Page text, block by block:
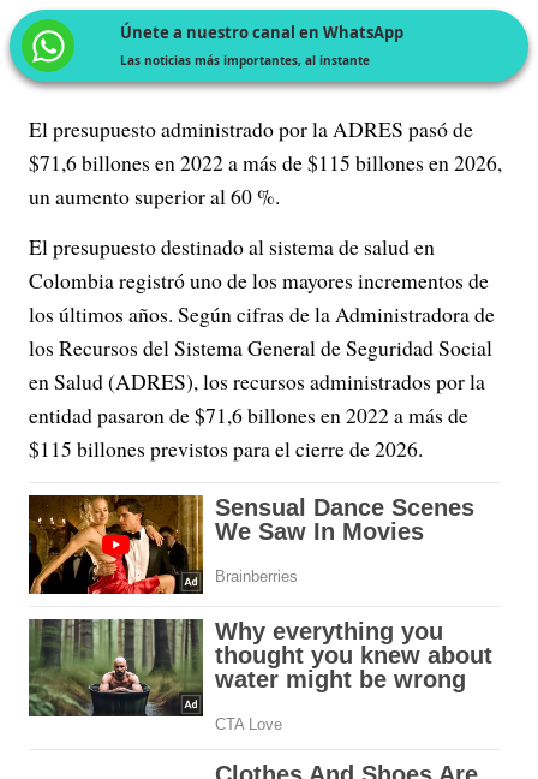
Únete a nuestro canal en WhatsApp
Las noticias más importantes, al instante
El presupuesto administrado por la ADRES pasó de
$71,6 billones en 2022 a más de $115 billones en 2026,
un aumento superior al 60 %.
El presupuesto destinado al sistema de salud en
Colombia registró uno de los mayores incrementos de
los últimos años. Según cifras de la Administradora de
los Recursos del Sistema General de Seguridad Social
en Salud (ADRES), los recursos administrados por la
entidad pasaron de $71,6 billones en 2022 a más de
$115 billones previstos para el cierre de 2026.